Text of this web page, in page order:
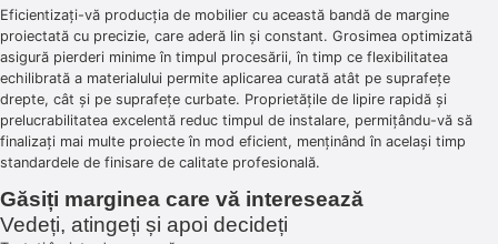
Eficientizați-vă producția de mobilier cu această bandă de margine
proiectată cu precizie, care aderă lin și constant. Grosimea optimizată
asigură pierderi minime în timpul procesării, în timp ce flexibilitatea
echilibrată a materialului permite aplicarea curată atât pe suprafețe
drepte, cât și pe suprafețe curbate. Proprietățile de lipire rapidă și
prelucrabilitatea excelentă reduc timpul de instalare, permițându-vă să
finalizați mai multe proiecte în mod eficient, menținând în același timp
standardele de finisare de calitate profesională.
Găsiți marginea care vă interesează
Vedeți, atingeți și apoi decideți